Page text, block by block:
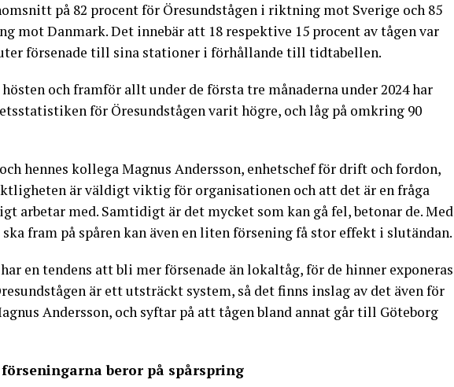
på 82 procent för Öresundstågen i riktning mot Sverige och 85
mot Danmark. Det innebär att 18 respektive 15 procent av tågen var
försenade till sina stationer i förhållande till tidtabellen.
och framför allt under de första tre månaderna under 2024 har
för Öresundstågen varit högre, och låg på omkring 90
hennes kollega Magnus Andersson, enhetschef för drift och fordon,
är väldigt viktig för organisationen och att det är en fråga
arbetar med. Samtidigt är det mycket som kan gå fel, betonar de. Med
fram på spåren kan även en liten försening få stor effekt i slutändan.
en tendens att bli mer försenade än lokaltåg, för de hinner exponeras
är ett utsträckt system, så det finns inslag av det även för
Andersson, och syftar på att tågen bland annat går till Göteborg
beror på spårspring